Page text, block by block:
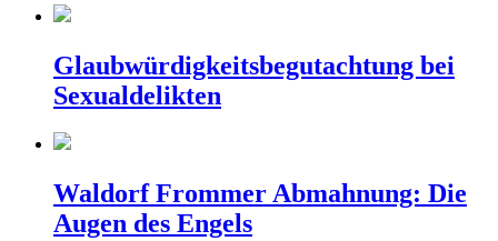
Glaubwürdigkeitsbegutachtung bei
Sexualdelikten
Waldorf Frommer Abmahnung: Die
Augen des Engels